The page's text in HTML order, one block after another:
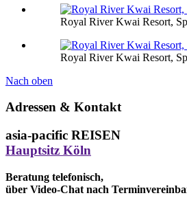
Royal River Kwai Resort,
Royal River Kwai Resort,
Nach oben
Adressen & Kontakt
asia-pacific REISEN
Hauptsitz Köln
Beratung telefonisch,
über Video-Chat nach